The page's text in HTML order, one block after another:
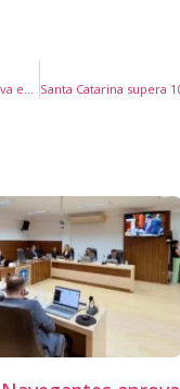
Navegantes leva serviços da Prefeitura ao bairro São Paulo com nova edição do Navega Até Você